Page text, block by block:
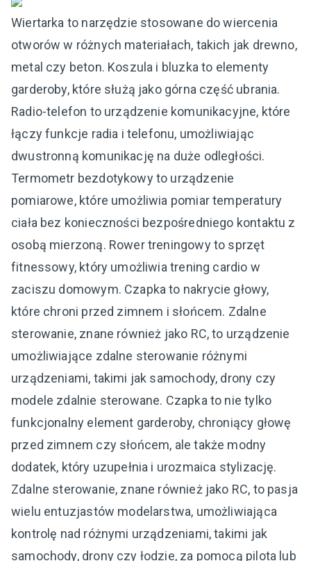
Wiertarka to narzędzie stosowane do wiercenia
otworów w różnych materiałach, takich jak drewno,
metal czy beton. Koszula i bluzka to elementy
garderoby, które służą jako górna część ubrania.
Radio-telefon to urządzenie komunikacyjne, które
łączy funkcje radia i telefonu, umożliwiając
dwustronną komunikację na duże odległości.
Termometr bezdotykowy to urządzenie
pomiarowe, które umożliwia pomiar temperatury
ciała bez konieczności bezpośredniego kontaktu z
osobą mierzoną. Rower treningowy to sprzęt
fitnessowy, który umożliwia trening cardio w
zaciszu domowym. Czapka to nakrycie głowy,
które chroni przed zimnem i słońcem. Zdalne
sterowanie, znane również jako RC, to urządzenie
umożliwiające zdalne sterowanie różnymi
urządzeniami, takimi jak samochody, drony czy
modele zdalnie sterowane. Czapka to nie tylko
funkcjonalny element garderoby, chroniący głowę
przed zimnem czy słońcem, ale także modny
dodatek, który uzupełnia i urozmaica stylizację.
Zdalne sterowanie, znane również jako RC, to pasja
wielu entuzjastów modelarstwa, umożliwiająca
kontrolę nad różnymi urządzeniami, takimi jak
samochody, drony czy łodzie, za pomocą pilota lub